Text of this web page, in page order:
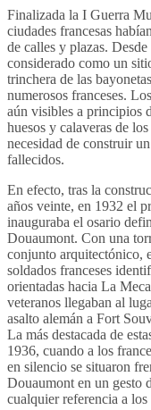
Finalizada la I Guerra
ciudades francesas
de calles y plazas.
considerado como un
trinchera de las
numerosos franceses.
aún visibles a principios
huesos y calaveras de
necesidad de construir
fallecidos.
En efecto, tras la
años veinte, en 1932 el
inauguraba el osario
Douaumont. Con una
conjunto arquitectónico,
soldados franceses
orientadas hacia La
veteranos llegaban al
asalto alemán a Fort
La más destacada de
1936, cuando a los
en silencio se situaron
Douaumont en un gesto
cualquier referencia a